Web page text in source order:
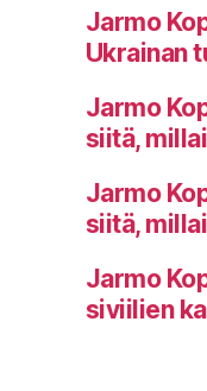
Jarmo
Ukrainan
Jarmo
siitä,
Jarmo
siitä,
Jarmo
siviilien